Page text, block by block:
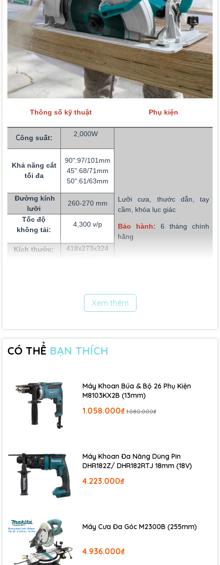
Thông số kỹ thuật Phụ kiện
Công suất: 2,000W
Lưỡi cưa, thước dẫn, tay
cầm, khóa lục giác
Bảo hành: 6 tháng chính
hãng
Khả năng cắt
tối đa
90":97/101mm
45":68/71mm
50":61/63mm
Đường kính
lưỡi
260-270 mm
Tốc độ
không tải:
4,300 v/p
Kích thước:
418x273x324
2.5 m
Lý do bạn nên mua Máy cưa đĩa Makita HS0600?
cầm nhựa chắc chắn, chống va chạm và không hoen gỉ.
**Khuyến nghị:
Sử dụng dụng cụ điện cầm tay chính hãng là tăng thêm sự
an toàn, tin tưởng và tiết kiệm cho người dùng, mang lại
- Khuyến cáo sử dụng đồ bảo hộ khi đang sử dụng máy.
- Kiểm tra máy trước khi sử dụng để phòng trường hợp máy bị kẹt
hay các bộ phận bị rạn nứt để bảo đảm an toàn cho người sử
dụng.
- Sau khi sử dụng, người dùng cần làm sạch máy bằng cọ mềm
thọ cho máy.
Mua Máy Cưa Đĩa Makita HS0600 chính hãng ở đâu?
Makita Việt Namlà thương hiệu hàng đầu về dòng sản phẩm
Xem thêm
CÓ THỂ BẠN THÍCH
Máy Khoan Búa & Bộ 26 Phụ Kiện
M8103KX2B (13mm)
1.058.000₫ 1.080.000₫
Máy Khoan Đa Năng Dùng Pin
DHR182Z/ DHR182RTJ 18mm (18V)
4.223.000₫
Máy Cưa Đa Góc M2300B (255mm)
4.936.000₫